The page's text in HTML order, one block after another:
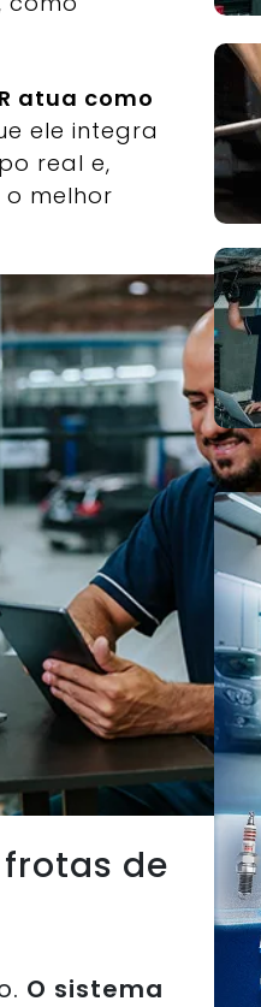
atua como
ele integra
real e,
melhor
de
O sistema